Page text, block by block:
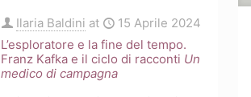
Ilaria Baldini at
15 Aprile 2024
L’esploratore e la fine del tempo.
Franz Kafka e il ciclo di racconti Un
medico di campagna